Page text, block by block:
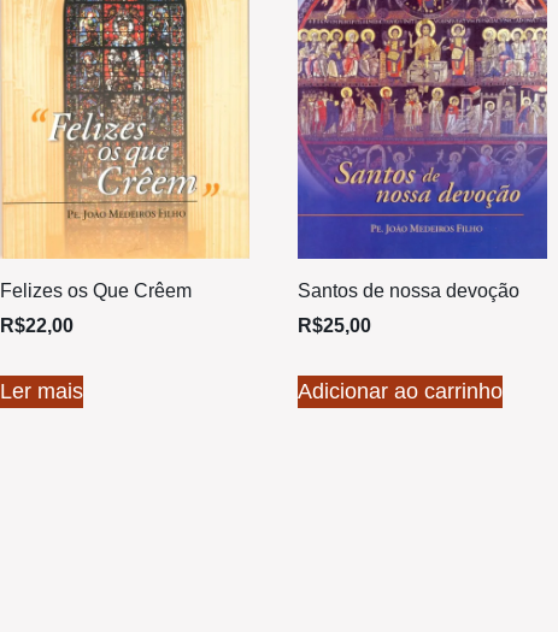
Felizes os Que Crêem
R$22,00
Ler mais
Santos de nossa devoção
R$25,00
Adicionar ao carrinho